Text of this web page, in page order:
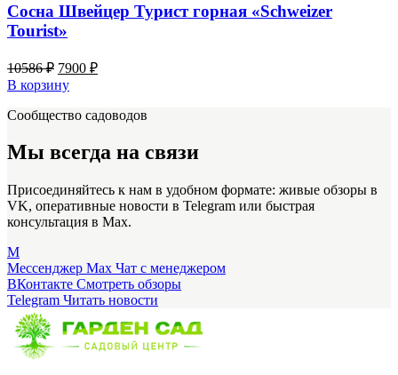
Сосна Швейцер Турист горная «Schweizer
Tourist»
10586₽ Первоначальная
цена
составляла
10586 ₽.
7900 ₽Текущая
В корзину
Сообщество садоводов
Мы всегда на связи
Присоединяйтесь к нам в удобном формате: живые обзоры в
VK, оперативные новости в Telegram или быстрая
консультация в Max.
M
Мессенджер Max Чат с менеджером
ВКонтакте Смотреть обзоры
Telegram Читать новости